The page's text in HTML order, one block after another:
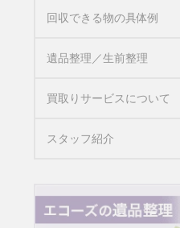
回収できる物の具体例
遺品整理／生前整理
買取りサービスについて
スタッフ紹介